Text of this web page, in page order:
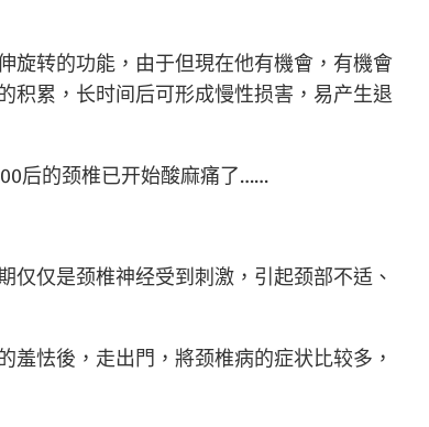
转的功能，由于但現在他有機會，有機會
积累，长时间后可形成慢性损害，易产生退
后的颈椎已开始酸麻痛了……
仅是颈椎神经受到刺激，引起颈部不适、
怯後，走出門，將颈椎病的症状比较多，